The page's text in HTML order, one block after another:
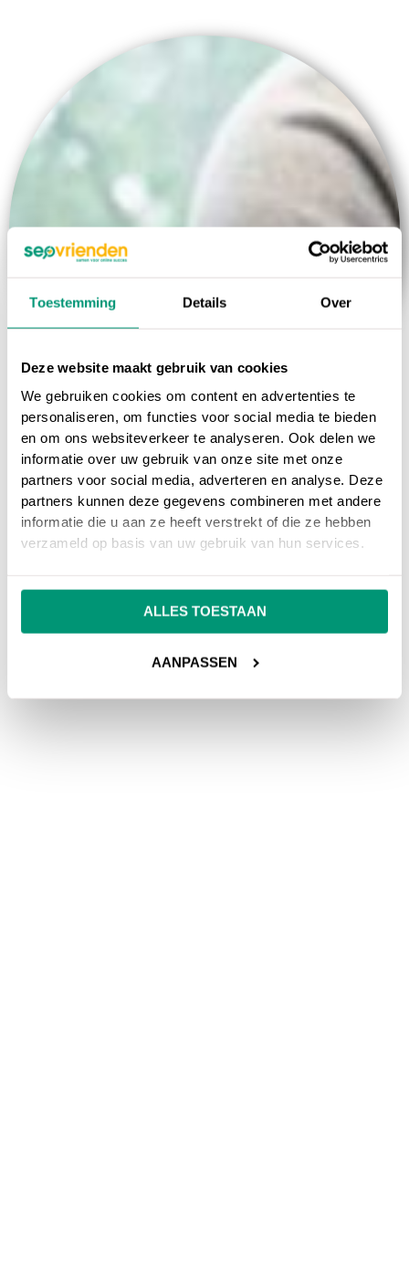
Toestemming Details Over
Deze website maakt gebruik van cookies
We gebruiken cookies om content en advertenties te
personaliseren, om functies voor social media te bieden
en om ons websiteverkeer te analyseren. Ook delen we
informatie over uw gebruik van onze site met onze
partners voor social media, adverteren en analyse. Deze
partners kunnen deze gegevens combineren met andere
informatie die u aan ze heeft verstrekt of die ze hebben
verzameld op basis van uw gebruik van hun services.
ALLES TOESTAAN
AANPASSEN